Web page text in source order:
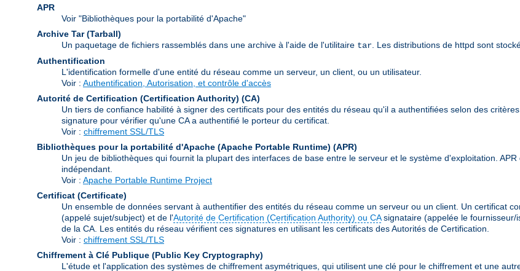
APR
Voir "Bibliothèques pour la portabilité d'Apache"
Archive Tar (Tarball)
Un paquetage de fichiers rassemblés dans une archive à l'aide de l'utilitaire tar . Les distributions de httpd sont
Authentification
L'identification formelle d'une entité du réseau comme un serveur, un client, ou un utilisateur.
Voir : Authentification, Autorisation, et contrôle d'accès
Autorité de Certification (Certification Authority) (CA)
Un tiers de confiance habilité à signer des certificats pour des entités du réseau qu'il a authentifiées selon des
signature pour vérifier qu'une CA a authentifié le porteur du certificat.
Voir : chiffrement SSL/TLS
Bibliothèques pour la portabilité d'Apache (Apache Portable Runtime) (APR)
Un jeu de bibliothèques qui fournit la plupart des interfaces de base entre le serveur et le système d'exploitation.
indépendant.
Voir : Apache Portable Runtime Project
Certificat (Certificate)
Un ensemble de données servant à authentifier des entités du réseau comme un serveur ou un client. Un certificat
(appelé sujet/subject) et de l'Autorité de Certification (Certification Authority) ou CAsignataire (appelée le fournisseur/
de la CA. Les entités du réseau vérifient ces signatures en utilisant les certificats des Autorités de Certification.
Voir : chiffrement SSL/TLS
Chiffrement à Clé Publique (Public Key Cryptography)
L'étude et l'application des systèmes de chiffrement asymétriques, qui utilisent une clé pour le chiffrement et une